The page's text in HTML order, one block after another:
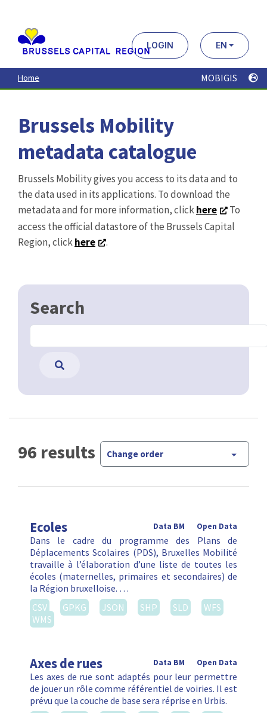
contenu
principal
LOGIN EN
Home MOBIGIS
Brussels Mobility
metadata catalogue
Brussels Mobility gives you access to its data and to
the data used in its applications. To download the
metadata and for more information, clickhere
To
access the official datastore of the Brussels Capital
Region, clickhere .
Search
96 results Change order
Ecoles Open Data
Data BM
Dans le cadre du programme des Plans de
Déplacements Scolaires (PDS), Bruxelles Mobilité
travaille à l’élaboration d’une liste de toutes les
écoles (maternelles, primaires et secondaires) de
la Région bruxelloise. …
CSV
GPKG JSON SHP SLD
WFS
WMS
Axes de rues Open Data
Data BM
Les axes de rue sont adaptés pour leur permettre
de jouer un rôle comme référentiel de voiries. Il est
prévu que la couche de base sera réprise en Urbis.